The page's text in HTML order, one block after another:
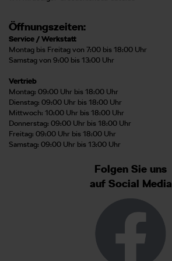
Öffnungszeiten:
Service / Werkstatt
Montag bis Freitag von 7:00 bis 18:00 Uhr
Samstag von 9:00 bis 13:00 Uhr
Vertrieb
Montag: 09:00 Uhr bis 18:00 Uhr
Dienstag: 09:00 Uhr bis 18:00 Uhr
Mittwoch: 10:00 Uhr bis 18:00 Uhr
Donnerstag: 09:00 Uhr bis 18:00 Uhr
Freitag: 09:00 Uhr bis 18:00 Uhr
Samstag: 09:00 Uhr bis 13:00 Uhr
Folgen Sie uns
auf Social Media